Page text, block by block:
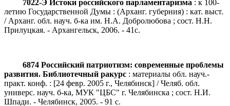
7022-Э Истоки российского парламентаризма : к 100-
летию Государственной Думы : (Арханг. губерния) : кат. выст.
/ Арханг. обл. науч. б-ка им. Н.А. Добролюбова ; сост. Н.Н.
Прилуцкая. - Архангельск, 2006. - 41с.
6874 Российский патриотизм: современные проблемы
развития. Библиотечный ракурс : материалы обл. науч.-
практ. конф. : [24 февр. 2005 г., Челябинск] / Челяб. обл.
универс. науч. б-ка, МУК "ЦБС" г. Челябинска ; сост. Н.И.
Шпади. - Челябинск, 2005. - 91 с.